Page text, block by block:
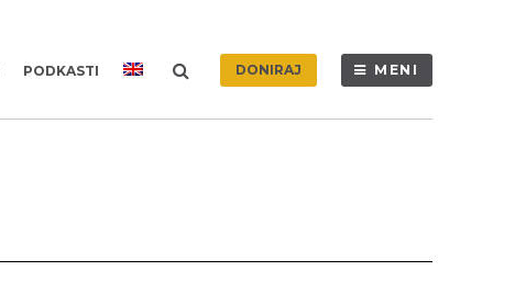
PODKASTI DONIRAJ MENI